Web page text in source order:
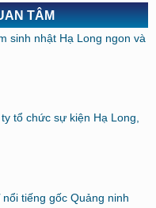
TÂM
sinh nhật Hạ Long ngon và
tổ chức sự kiện Hạ Long,
tiếng gốc Quảng ninh